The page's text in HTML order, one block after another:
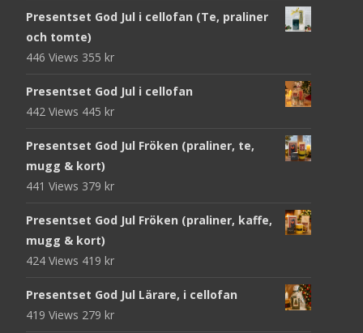
Presentset God Jul i cellofan (Te, praliner
och tomte)
446 Views 355 kr
Presentset God Jul i cellofan
442 Views 445 kr
Presentset God Jul Fröken (praliner, te,
mugg & kort)
441 Views 379 kr
Presentset God Jul Fröken (praliner, kaffe,
mugg & kort)
424 Views 419 kr
Presentset God Jul Lärare, i cellofan
419 Views 279 kr